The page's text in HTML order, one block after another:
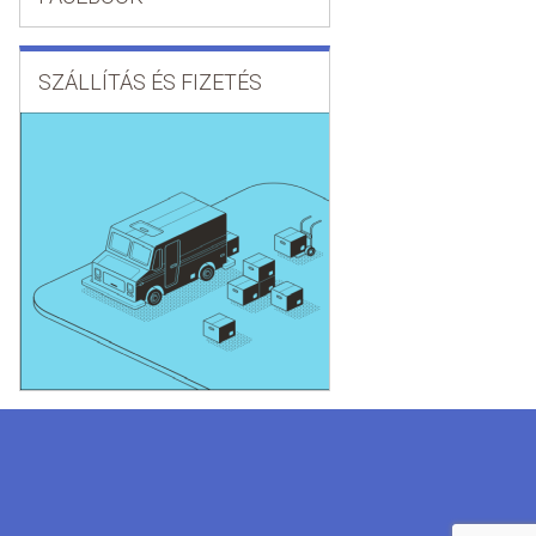
SZÁLLÍTÁS ÉS FIZETÉS